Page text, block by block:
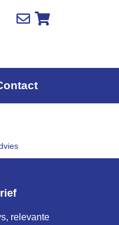
relevante